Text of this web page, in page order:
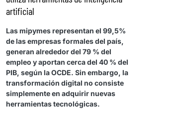
artificial
Las mipymes representan el 99,5%
de las empresas formales del país,
generan alrededor del 79 % del
empleo y aportan cerca del 40 % del
PIB, según la OCDE. Sin embargo, la
transformación digital no consiste
simplemente en adquirir nuevas
herramientas tecnológicas.